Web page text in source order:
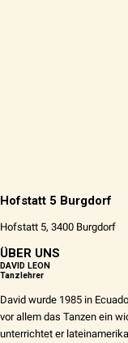
Hofstatt 5 Burgdorf
Hofstatt 5, 3400 Burgdorf
ÜBER UNS
DAVID LEON
Tanzlehrer
David wurde 1985 in
vor allem das Tanzen ein
unterrichtet er